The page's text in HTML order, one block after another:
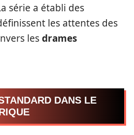
série a établi des
les attentes des
lesdrames
DANS LE